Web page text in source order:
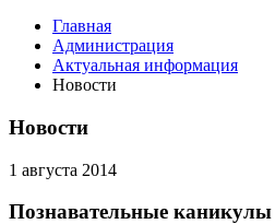
Главная
Администрация
Актуальная информация
Новости
Новости
1 августа 2014
Познавательные